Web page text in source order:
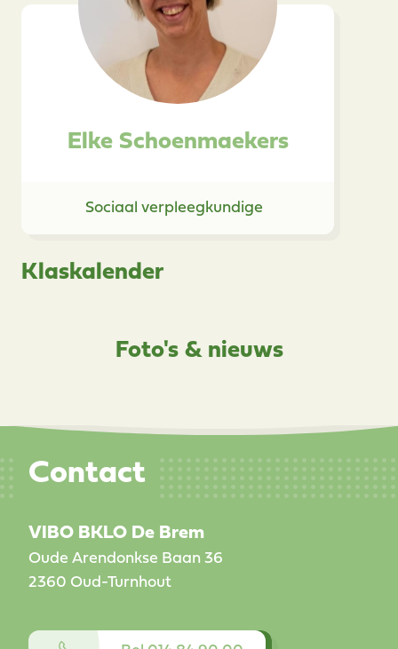
Elke Schoenmaekers
Sociaal verpleegkundige
Klaskalender
Foto's & nieuws
Contact
VIBO BKLO De Brem
Oude Arendonkse Baan 36
2360 Oud-Turnhout